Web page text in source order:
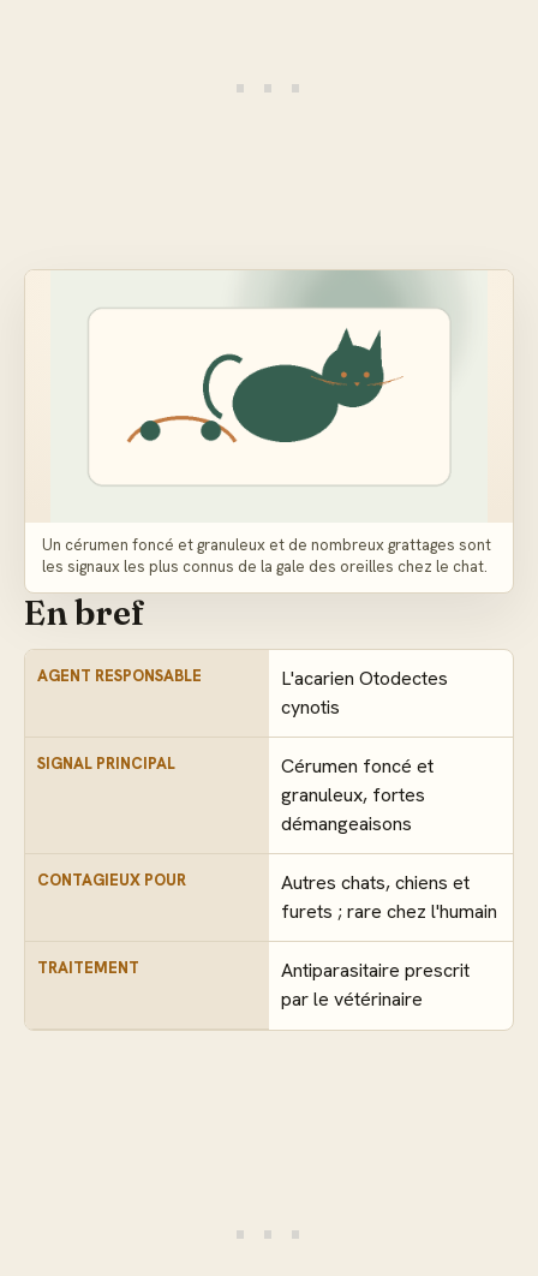
Un cérumen foncé et granuleux et de nombreux grattages sont
les signaux les plus connus de la gale des oreilles chez le chat.
En bref
AGENT RESPONSABLE
L'acarien Otodectes
cynotis
SIGNAL PRINCIPAL
Cérumen foncé et
granuleux, fortes
démangeaisons
CONTAGIEUX POUR
Autres chats, chiens et
furets ; rare chez l'humain
TRAITEMENT
Antiparasitaire prescrit
par le vétérinaire